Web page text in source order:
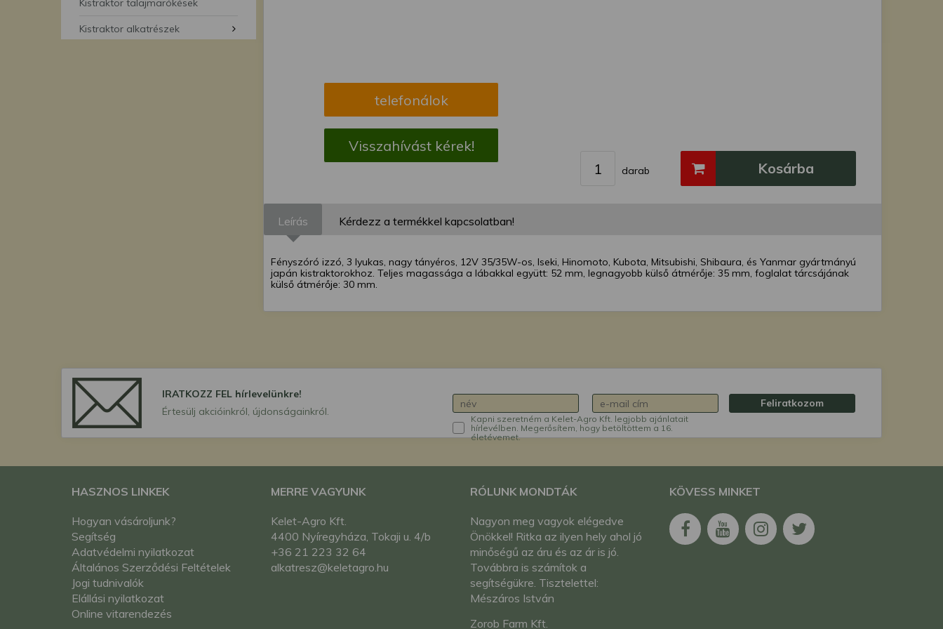
Kistraktor talajmarókések
Kistraktor alkatrészek
telefonálok
Visszahívást kérek!
darab Kosárba
Leírás Kérdezz a termékkel kapcsolatban!
Fényszóró izzó, 3 lyukas, nagy tányéros, 12V 35/35W-os, Iseki, Hinomoto, Kubota, Mitsubishi, Shibaura, és Yanmar gyártmányú
japán kistraktorokhoz. Teljes magassága a lábakkal együtt: 52 mm, legnagyobb külső átmérője: 35 mm, foglalat tárcsájának
külső átmérője: 30 mm.
IRATKOZZ FEL hírlevelünkre!
Értesülj akcióinkról, újdonságainkról.
Kapni szeretném a Kelet-Agro Kft. legjobb ajánlatait
hírlevélben. Megerősítem, hogy betöltöttem a 16.
életévemet.
Feliratkozom
HASZNOS LINKEK
Hogyan vásároljunk?
Segítség
Adatvédelmi nyilatkozat
Általános Szerződési Feltételek
Jogi tudnivalók
Elállási nyilatkozat
Online vitarendezés
MERRE VAGYUNK
Kelet-Agro Kft.
4400 Nyíregyháza, Tokaji u. 4/b
+36 21 223 32 64
alkatresz@keletagro.hu
RÓLUNK MONDTÁK
Nagyon meg vagyok elégedve
Önökkel! Ritka az ilyen hely ahol jó
minőségű az áru és az ár is jó.
Továbbra is számítok a
segítségükre. Tisztelettel:
Mészáros István
Zorob Farm Kft.
KÖVESS MINKET